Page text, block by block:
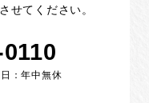
せてください。
：年中無休